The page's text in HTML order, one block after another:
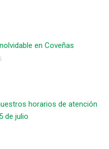
en Coveñas
horarios de atención
de julio